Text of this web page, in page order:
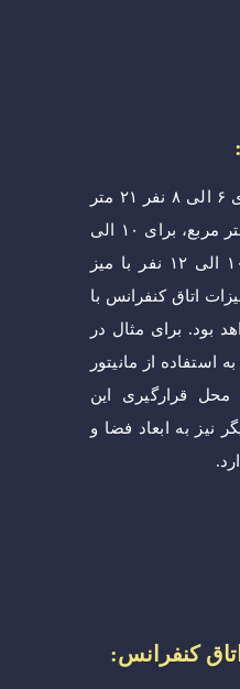
حداقل ابعاد اتاق کنفرانس برای ۶ الی ۸ نفر ۲۱ متر
مربع، برای ۸ الی ۱۰ نفر ۲۴ متر مربع، برای ۱۰ الی
۱۲ نفر ۲۶ متر مربع و برای ۱۰ الی ۱۲ نفر با میز
تجهیزات اتاق کنفرانس با
بود. برای مثال در
استفاده از مانیتور
قرارگیری این
نیز به ابعاد فضا و